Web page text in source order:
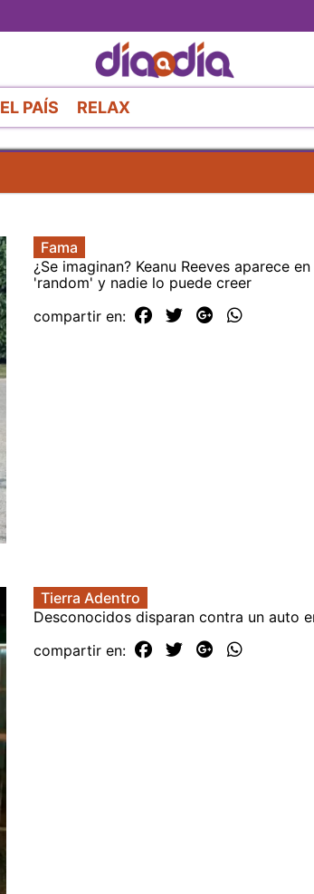
al
contenido
principal
EL PAÍS RELAX
Fama
¿Se imaginan? Keanu Reeves aparece
'random' y nadie lo puede creer
compartir en:
Tierra Adentro
Desconocidos disparan contra un auto
compartir en: